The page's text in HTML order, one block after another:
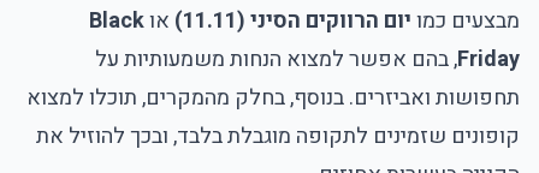
מבצעים כמויום הרווקים הסיני (11.11) אוBlack
Friday, בהם אפשר למצוא הנחות משמעותיות על
תחפושות ואביזרים. בנוסף, בחלק מהמקרים, תוכלו למצוא
קופונים שזמינים לתקופה מוגבלת בלבד, ובכך להוזיל את